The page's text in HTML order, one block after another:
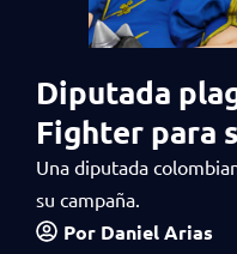
Diputada
Fighter para
Una diputada
su campaña.
Por Daniel Arias